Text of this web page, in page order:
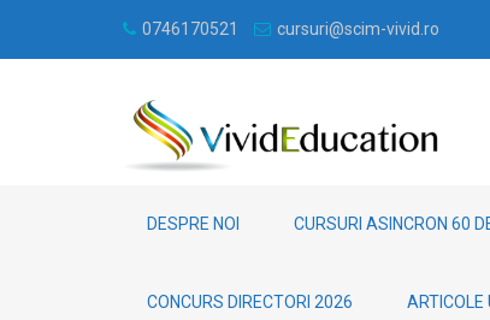
0746170521 cursuri@scim-vivid.ro
DESPRE NOI CURSURI ASINCRON 60
CONCURS DIRECTORI 2026 ARTICOLE